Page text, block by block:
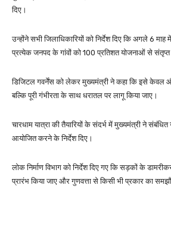
दिए।
उन्होंने सभी जिलाधिकारियों को निर्देश दिए कि अगले 6
प्रत्येक जनपद के गांवों को 100 प्रतिशत योजनाओं से संतृप्त
डिजिटल गवर्नेंस को लेकर मुख्यमंत्री ने कहा कि इसे केवल
बल्कि पूरी गंभीरता के साथ धरातल पर लागू किया जाए।
चारधाम यात्रा की तैयारियों के संदर्भ में मुख्यमंत्री ने
आयोजित करने के निर्देश दिए।
लोक निर्माण विभाग को निर्देश दिए गए कि सड़कों के
प्रारंभ किया जाए और गुणवत्ता से किसी भी प्रकार का